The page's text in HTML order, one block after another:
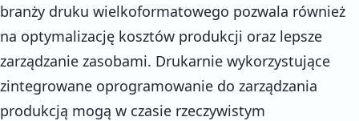
branży druku wielkoformatowego pozwala również
na optymalizację kosztów produkcji oraz lepsze
zarządzanie zasobami. Drukarnie wykorzystujące
zintegrowane oprogramowanie do zarządzania
produkcją mogą w czasie rzeczywistym